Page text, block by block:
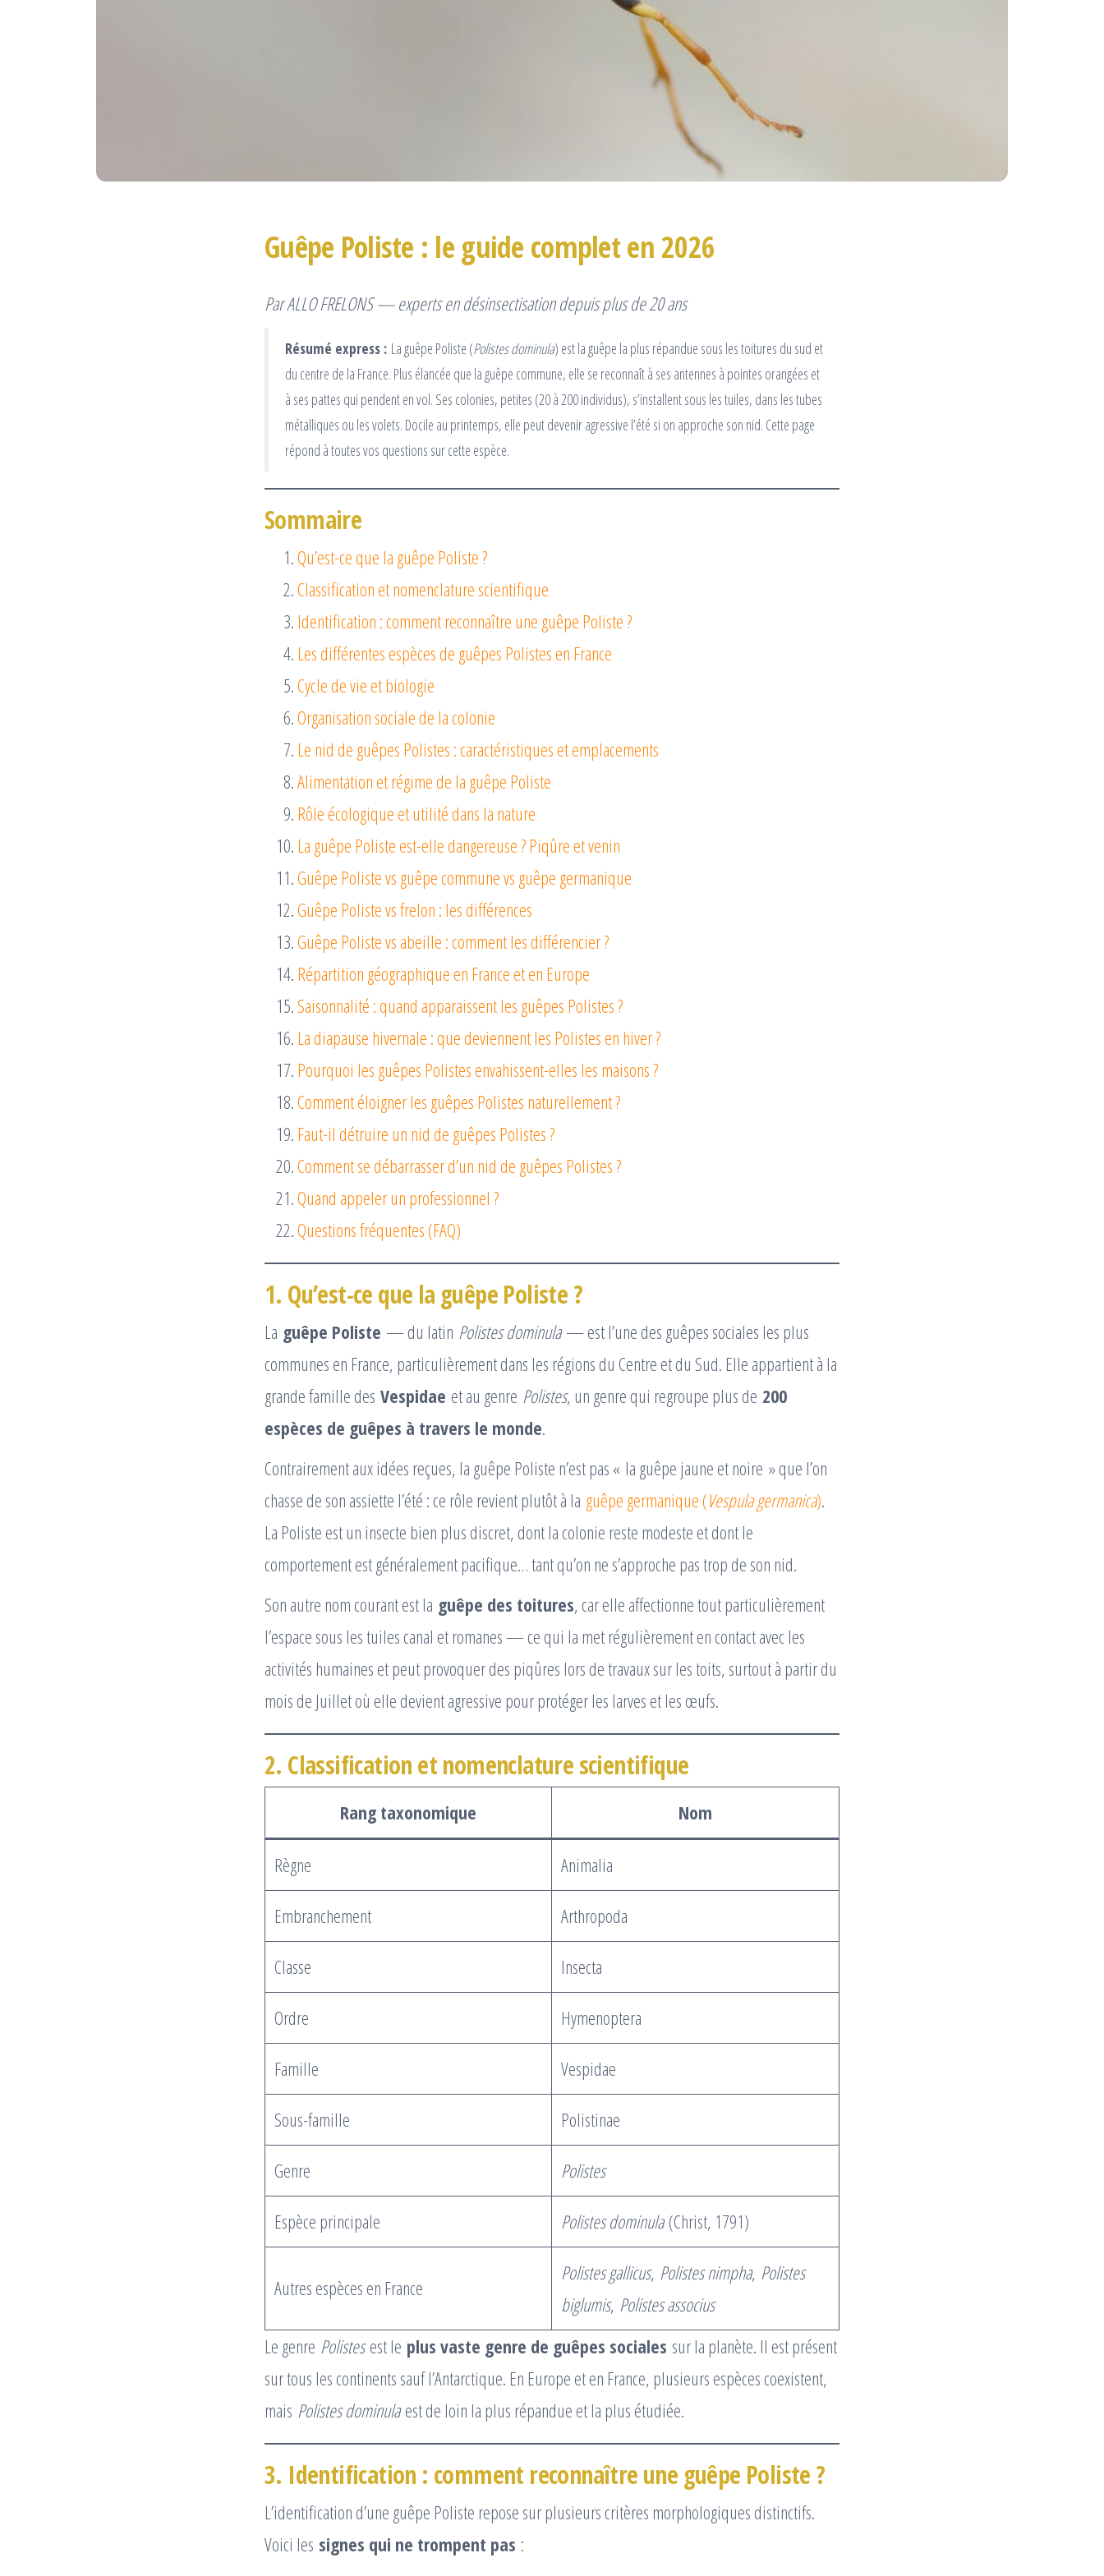
Guêpe Poliste : le guide complet en 2026
Par ALLO FRELONS — experts en désinsectisation depuis plus de 20 ans
Résumé express : La guêpe Poliste (Polistes dominula) est la guêpe la plus répandue sous les toitures du sud et
du centre de la France. Plus élancée que la guêpe commune, elle se reconnaît à ses antennes à pointes orangées et
à ses pattes qui pendent en vol. Ses colonies, petites (20 à 200 individus), s’installent sous les tuiles, dans les tubes
métalliques ou les volets. Docile au printemps, elle peut devenir agressive l’été si on approche son nid. Cette page
répond à toutes vos questions sur cette espèce.
Sommaire
Qu’est-ce que la guêpe Poliste ?
Classification et nomenclature scientifique
Identification : comment reconnaître une guêpe Poliste ?
Les différentes espèces de guêpes Polistes en France
Cycle de vie et biologie
Organisation sociale de la colonie
Le nid de guêpes Polistes : caractéristiques et emplacements
Alimentation et régime de la guêpe Poliste
Rôle écologique et utilité dans la nature
La guêpe Poliste est-elle dangereuse ? Piqûre et venin
Guêpe Poliste vs guêpe commune vs guêpe germanique
Guêpe Poliste vs frelon : les différences
Guêpe Poliste vs abeille : comment les différencier ?
Répartition géographique en France et en Europe
Saisonnalité : quand apparaissent les guêpes Polistes ?
La diapause hivernale : que deviennent les Polistes en hiver ?
Pourquoi les guêpes Polistes envahissent-elles les maisons ?
Comment éloigner les guêpes Polistes naturellement ?
Faut-il détruire un nid de guêpes Polistes ?
Comment se débarrasser d’un nid de guêpes Polistes ?
Quand appeler un professionnel ?
Questions fréquentes (FAQ)
1. Qu’est-ce que la guêpe Poliste ?
La guêpe Poliste — du latin Polistes dominula— est l’une des guêpes sociales les plus
communes en France, particulièrement dans les régions du Centre et du Sud. Elle appartient à la
grande famille des Vespidae et au genre Polistes, un genre qui regroupe plus de 200
espèces de guêpes à travers le monde.
Contrairement aux idées reçues, la guêpe Poliste n’est pas « la guêpe jaune et noire » que l’on
chasse de son assiette l’été : ce rôle revient plutôt à la guêpe germanique (Vespula germanica).
La Poliste est un insecte bien plus discret, dont la colonie reste modeste et dont le
comportement est généralement pacifique… tant qu’on ne s’approche pas trop de son nid.
Son autre nom courant est la guêpe des toitures, car elle affectionne tout particulièrement
l’espace sous les tuiles canal et romanes — ce qui la met régulièrement en contact avec les
activités humaines et peut provoquer des piqûres lors de travaux sur les toits, surtout à partir du
mois de Juillet où elle devient agressive pour protéger les larves et les œufs.
2. Classification et nomenclature scientifique
Rang taxonomique Nom
Règne Animalia
Embranchement Arthropoda
Classe Insecta
Ordre Hymenoptera
Famille Vespidae
Sous-famille Polistinae
Genre Polistes
Espèce principale Polistes dominula(Christ, 1791)
Autres espèces en France
Polistes gallicus, Polistes nimpha, Polistes
biglumis, Polistes associus
Le genre Polistesest le plus vaste genre de guêpes sociales sur la planète. Il est présent
sur tous les continents sauf l’Antarctique. En Europe et en France, plusieurs espèces coexistent,
mais Polistes dominulaest de loin la plus répandue et la plus étudiée.
3. Identification : comment reconnaître une guêpe Poliste ?
L’identification d’une guêpe Poliste repose sur plusieurs critères morphologiques distinctifs.
Voici les signes qui ne trompent pas :